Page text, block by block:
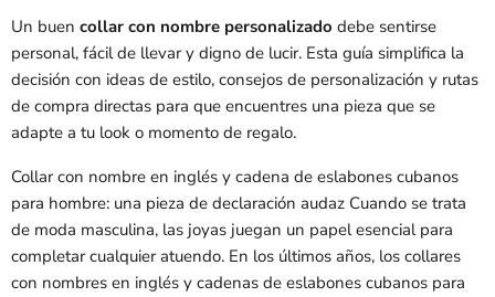
Un buen collar con nombre personalizado debe sentirse
personal, fácil de llevar y digno de lucir. Esta guía simplifica la
decisión con ideas de estilo, consejos de personalización y rutas
de compra directas para que encuentres una pieza que se
adapte a tu look o momento de regalo.
Collar con nombre en inglés y cadena de eslabones cubanos
para hombre: una pieza de declaración audaz Cuando se trata
de moda masculina, las joyas juegan un papel esencial para
completar cualquier atuendo. En los últimos años, los collares
con nombres en inglés y cadenas de eslabones cubanos para